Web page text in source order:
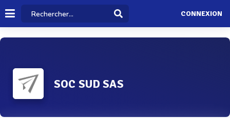
CONNEXION
SOC SUD SAS